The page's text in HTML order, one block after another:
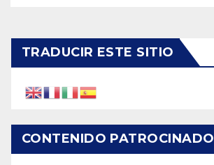
TRADUCIR ESTE SITIO
CONTENIDO PATROCINADO